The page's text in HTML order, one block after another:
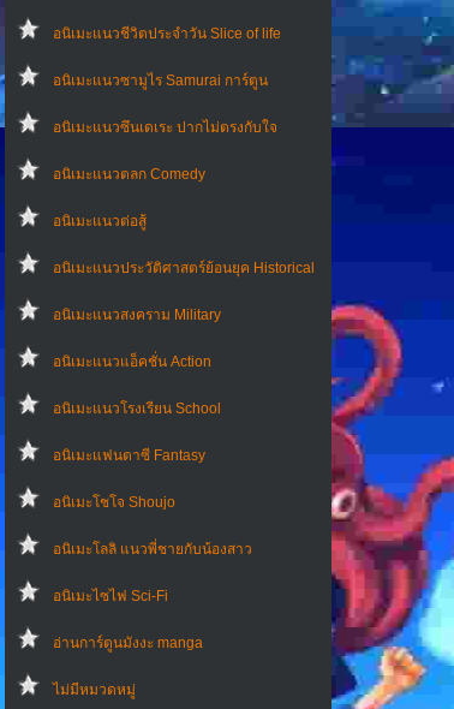
อนิเมะแนวชีวิตประจําวัน Slice of life
อนิเมะแนวซามูไร Samurai การ์ตูน
อนิเมะแนวซึนเดเระ ปากไม่ตรงกับใจ
อนิเมะแนวตลก Comedy
อนิเมะแนวต่อสู้
อนิเมะแนวประวัติศาสตร์ย้อนยุค Historical
อนิเมะแนวสงคราม Military
อนิเมะแนวแอ็คชั่น Action
อนิเมะแนวโรงเรียน School
อนิเมะแฟนตาซี Fantasy
อนิเมะโชโจ Shoujo
อนิเมะโลลิ แนวพี่ชายกับน้องสาว
อนิเมะไซไฟ Sci-Fi
อ่านการ์ตูนมังงะ manga
ไม่มีหมวดหมู่